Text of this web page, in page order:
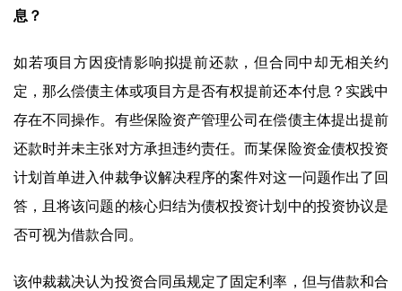
息？
如若项目方因疫情影响拟提前还款，但合同中却无相关约
定，那么偿债主体或项目方是否有权提前还本付息？实践中
存在不同操作。有些保险资产管理公司在偿债主体提出提前
还款时并未主张对方承担违约责任。而某保险资金债权投资
计划首单进入仲裁争议解决程序的案件对这一问题作出了回
答，且将该问题的核心归结为债权投资计划中的投资协议是
否可视为借款合同。
该仲裁裁决认为投资合同虽规定了固定利率，但与借款和合